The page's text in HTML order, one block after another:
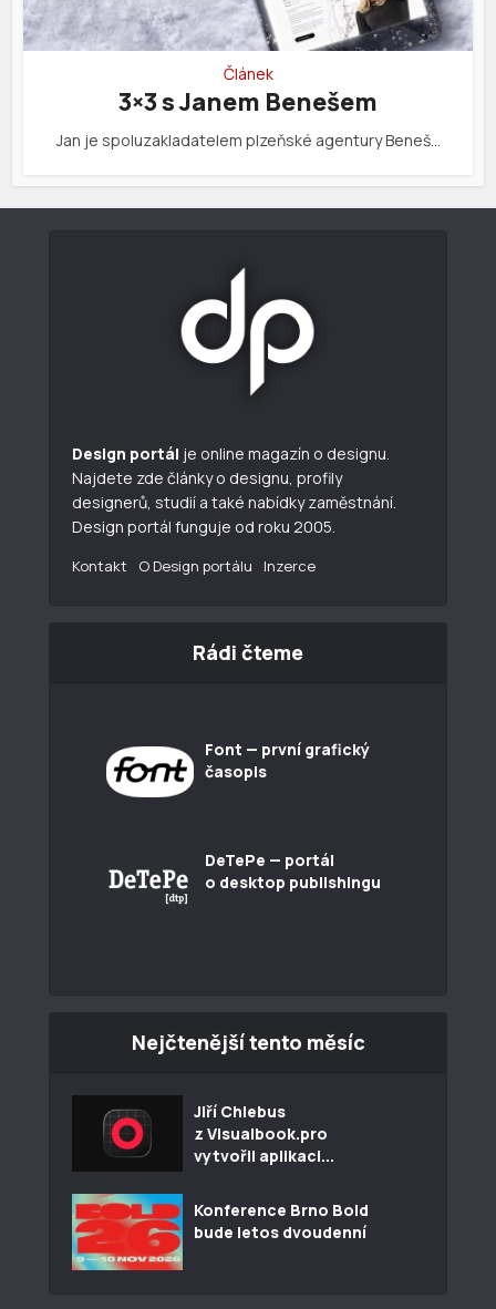
Článek
3×3 s Janem Benešem
Jan je spoluzakladatelem plzeňské agentury Beneš…
Design portál je online magazín o designu.
Najdete zde články o designu, profily
designerů, studií a také nabídky zaměstnání.
Design portál funguje od roku 2005.
Kontakt O Design portálu Inzerce
Rádi čteme
Font — první grafický
časopis
DeTePe — portál
o desktop publishingu
Nejčtenější tento měsíc
Jiří Chlebus
z Visualbook.pro
vytvořil aplikaci...
Konference Brno Bold
bude letos dvoudenní